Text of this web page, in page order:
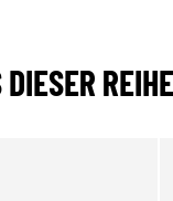
REIHE